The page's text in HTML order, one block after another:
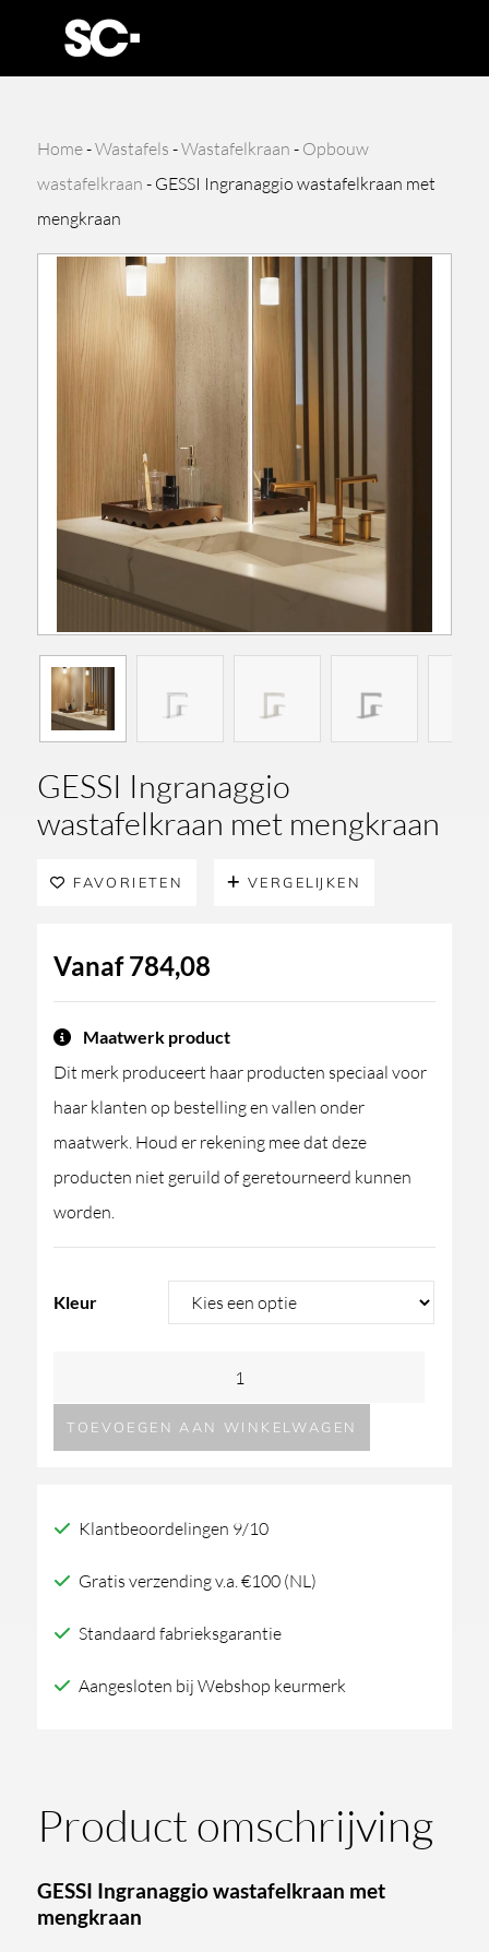
Home-Wastafels -Wastafelkraan - Opbouw
wastafelkraan - GESSI Ingranaggio wastafelkraan met
mengkraan
GESSI Ingranaggio
wastafelkraan met mengkraan
FAVORIETEN VERGELIJKEN
Vanaf784,08
Maatwerk product
Dit merk produceert haar producten speciaal voor
haar klanten op bestelling en vallen onder
maatwerk. Houd er rekening mee dat deze
producten niet geruild of geretourneerd kunnen
worden.
Kleur
Ingranaggio
wastafelkraan
TOEVOEGEN AAN WINKELWAGEN
Klantbeoordelingen 9/10
Gratis verzending v.a. €100 (NL)
Standaard fabrieksgarantie
Aangesloten bij Webshop keurmerk
Product omschrijving
GESSI Ingranaggio wastafelkraan met
mengkraan